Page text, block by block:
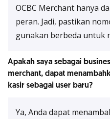
OCBC Merchant hanya
peran. Jadi, pastikan
gunakan berbeda untuk
Apakah saya sebagai
merchant, dapat
kasir sebagai user baru?
Ya, Anda dapat